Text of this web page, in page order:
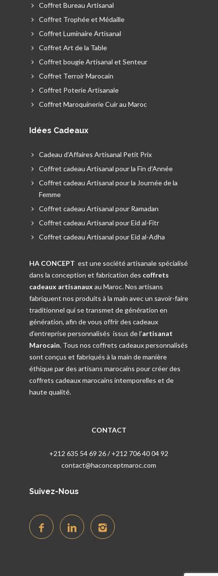
Coffret Bureau Artisanal
Coffret Trophée et Médaille
Coffret Luminaire Artisanal
Coffret Art de la Table
Coffret bougie Artisanal et Senteur
Coffret Terroir Marocain
Coffret Poterie Artisanale
Coffret Maroquinerie Cuir au Maroc
Idées Cadeaux
Cadeau d’Affaires Artisanal Petit Prix
Coffret cadeau Artisanal pour la Fin d’Année
Coffret cadeau Artisanal pour la Journée de la
Femme
Coffret cadeau Artisanal pour Ramadan
Coffret cadeau Artisanal pour Eid al-Fitr
Coffret cadeau Artisanal pour Eid al-Adha
HA CONCEPT est une société artisanale spécialisé
dans la conception et fabrication des coffrets
cadeaux artisanaux au Maroc. Nos artisans
fabriquent nos produits à la main avec un savoir-faire
traditionnel qui se transmet de génération en
génération, afin de vous offrir des cadeaux
d’entreprise personnalisés issus de l’artisanat
Marocain. Tous nos coffrets cadeaux personnalisés
sont conçus et fabriqués à la main de manière
éthique par des artisans marocains pour créer des
coffrets cadeaux marocains intemporelles et de
haute qualité.
CONTACT
+212 635 54 69 26 / +212 706 40 04 92
contact@haconceptmaroc.com
Suivez-Nous